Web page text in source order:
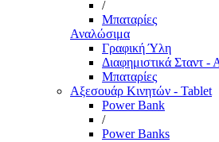
/
Μπαταρίες
Αναλώσιμα
Γραφική Ύλη
Διαφημιστικά Σταντ -
Μπαταρίες
Αξεσουάρ Κινητών - Tablet
Power Bank
/
Power Banks